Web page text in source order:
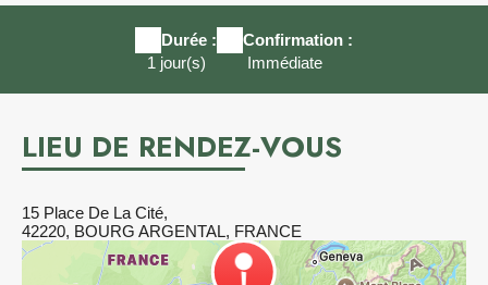
Durée :
1 jour(s)
Confirmation :
Immédiate
LIEU DE RENDEZ-VOUS
15 Place De La Cité,
42220, BOURG ARGENTAL, FRANCE